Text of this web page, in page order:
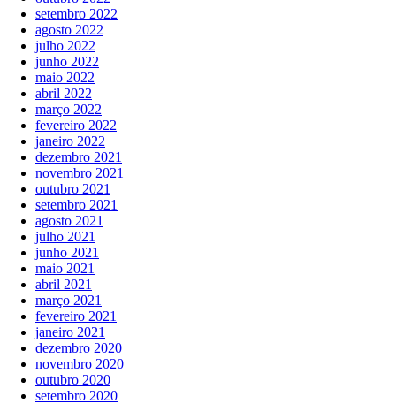
setembro 2022
agosto 2022
julho 2022
junho 2022
maio 2022
abril 2022
março 2022
fevereiro 2022
janeiro 2022
dezembro 2021
novembro 2021
outubro 2021
setembro 2021
agosto 2021
julho 2021
junho 2021
maio 2021
abril 2021
março 2021
fevereiro 2021
janeiro 2021
dezembro 2020
novembro 2020
outubro 2020
setembro 2020